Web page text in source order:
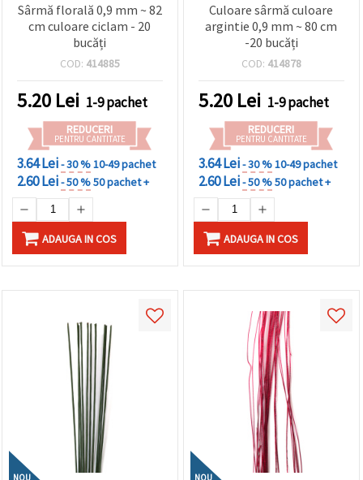
Sârmă florală 0,9 mm ~ 82
cm culoare ciclam - 20
bucăți
COD: 414885
5.20 Lei 1-9 pachet
REDUCERI
PENTRU CANTITATE
3.64 Lei- 30 %10-49 pachet
2.60 Lei- 50 %50 pachet +
ADAUGA IN COS
Culoare sârmă culoare
argintie 0,9 mm ~ 80 cm
-20 bucăți
COD: 414878
5.20 Lei 1-9 pachet
REDUCERI
PENTRU CANTITATE
3.64 Lei- 30 %10-49 pachet
2.60 Lei- 50 %50 pachet +
ADAUGA IN COS
NOU NOU